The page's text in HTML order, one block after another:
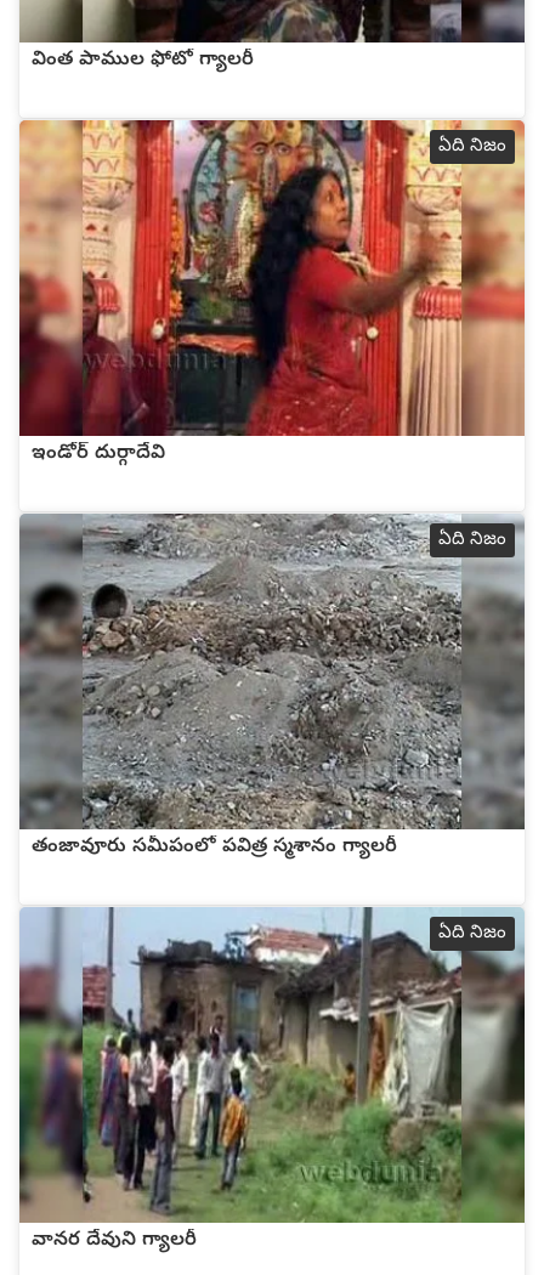
వింత పాముల ఫోటో గ్యాలరీ
ఏది నిజం
ఇండోర్ దుర్గాదేవి
ఏది నిజం
తంజావూరు సమీపంలో పవిత్ర స్మశానం గ్యాలరీ
ఏది నిజం
వానర దేవుని గ్యాలరీ